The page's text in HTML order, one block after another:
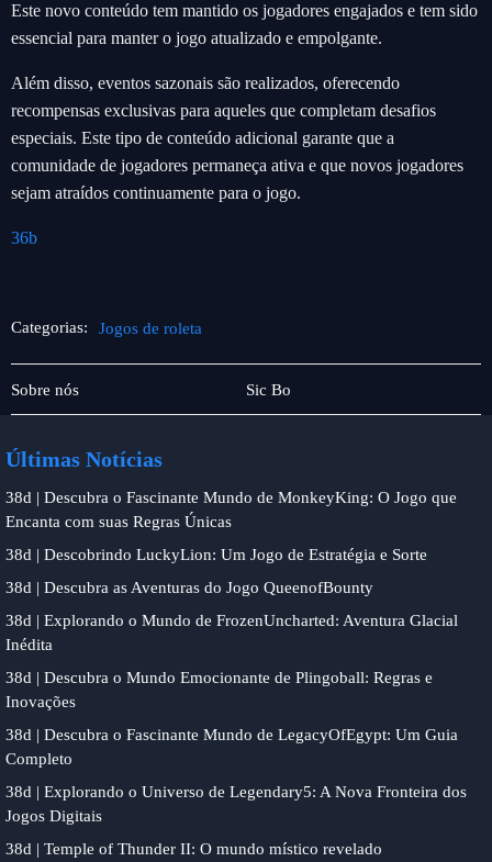
Este novo conteúdo tem mantido os jogadores engajados e tem sido
essencial para manter o jogo atualizado e empolgante.
Além disso, eventos sazonais são realizados, oferecendo
recompensas exclusivas para aqueles que completam desafios
especiais. Este tipo de conteúdo adicional garante que a
comunidade de jogadores permaneça ativa e que novos jogadores
sejam atraídos continuamente para o jogo.
36b
Categorias: Jogos de roleta
Jogos
de
Sobre nós
Jogos
de
Sic Bo
Últimas Notícias
38d | Descubra o Fascinante Mundo de MonkeyKing: O Jogo que
Encanta com suas Regras Únicas
38d | Descobrindo LuckyLion: Um Jogo de Estratégia e Sorte
38d | Descubra as Aventuras do Jogo QueenofBounty
38d | Explorando o Mundo de FrozenUncharted: Aventura Glacial
Inédita
38d | Descubra o Mundo Emocionante de Plingoball: Regras e
Inovações
38d | Descubra o Fascinante Mundo de LegacyOfEgypt: Um Guia
Completo
38d | Explorando o Universo de Legendary5: A Nova Fronteira dos
Jogos Digitais
38d | Temple of Thunder II: O mundo místico revelado